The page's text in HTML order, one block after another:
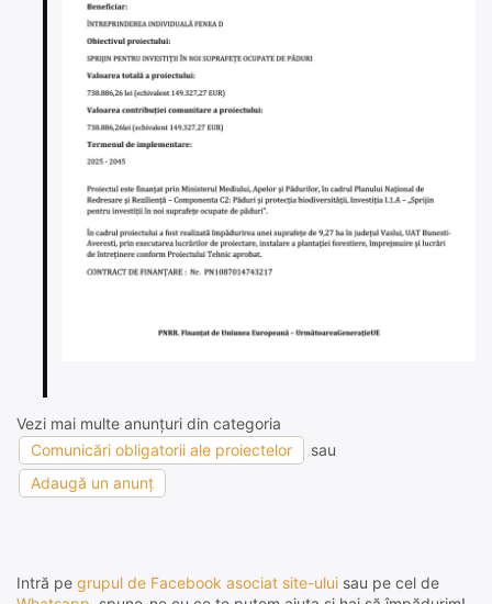
Vezi mai multe anunțuri din categoria
Comunicări obligatorii ale proiectelor
sau
Adaugă un anunț
Intră pe grupul de Facebook asociat site-ului sau pe cel de